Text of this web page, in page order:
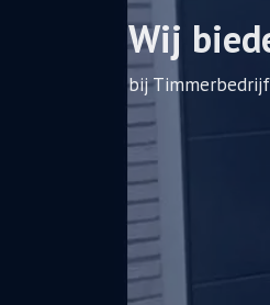
Wij
bij Timmerbedrijf